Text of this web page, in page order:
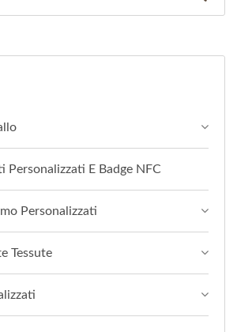
Personalizzati E Badge NFC
Personalizzati
Tessute